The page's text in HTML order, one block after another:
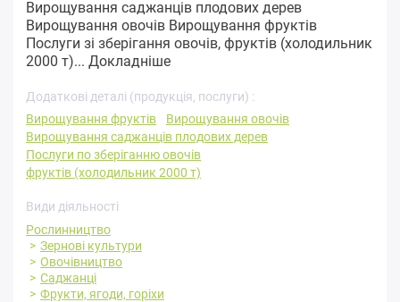
Вирощування саджанців плодових дерев
Вирощування овочів Вирощування фруктів
Послуги зі зберігання овочів, фруктів (холодильник
2000 т)... Докладніше
Додаткові деталі (продукція, послуги) :
Вирощування фруктів
Вирощування овочів
Вирощування саджанців плодових дерев
Послуги по зберіганню овочів
фруктів (холодильник 2000 т)
Види діяльності
Рослинництво
Зернові культури
Овочівництво
Саджанці
Фрукти, ягоди, горіхи